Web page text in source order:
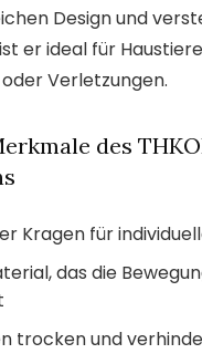
Design und
er ideal für
Verletzungen.
des
Kragen für
das die
trocken und